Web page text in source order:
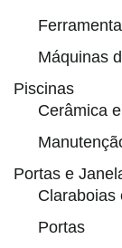
Máquinas
Piscinas
Cerâmica
Portas e
Claraboias
Portas